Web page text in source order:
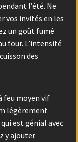
l’été. Ne
vos invités en les
un goût fumé
four. L’intensité
des
feu moyen vif
légèrement
est génial avec
y ajouter